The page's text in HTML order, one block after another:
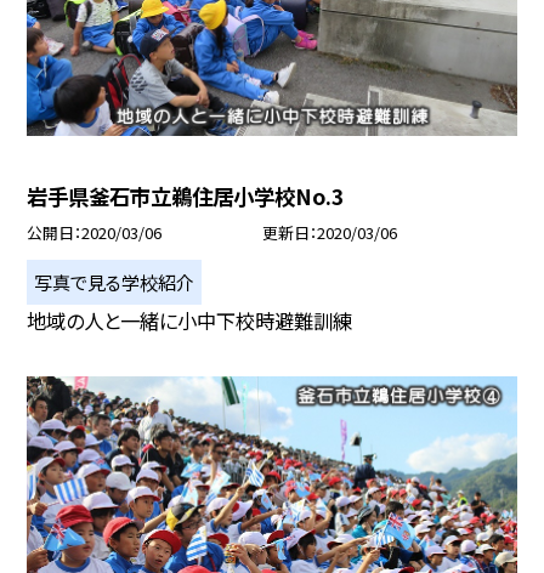
岩手県釜石市立鵜住居小学校No.3
公開日 2020/03/06 更新日 2020/03/06
写真で見る学校紹介
地域の人と一緒に小中下校時避難訓練